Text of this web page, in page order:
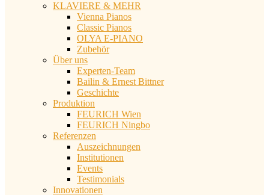
KLAVIERE & MEHR
Vienna Pianos
Classic Pianos
OLYA E-PIANO
Zubehör
Über uns
Experten-Team
Bailin & Ernest Bittner
Geschichte
Produktion
FEURICH Wien
FEURICH Ningbo
Referenzen
Auszeichnungen
Institutionen
Events
Testimonials
Innovationen